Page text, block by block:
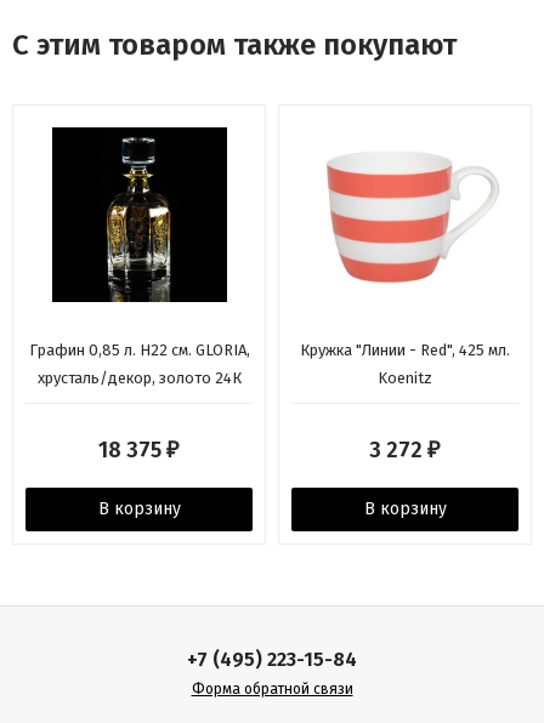
С этим товаром также покупают
Графин 0,85 л. H22 см. GLORIA,
хрусталь/декор, золото 24К
18 375 ₽
В корзину
Кружка "Линии - Red", 425 мл.
Koenitz
3 272 ₽
В корзину
+7 (495) 223-15-84
Форма обратной связи